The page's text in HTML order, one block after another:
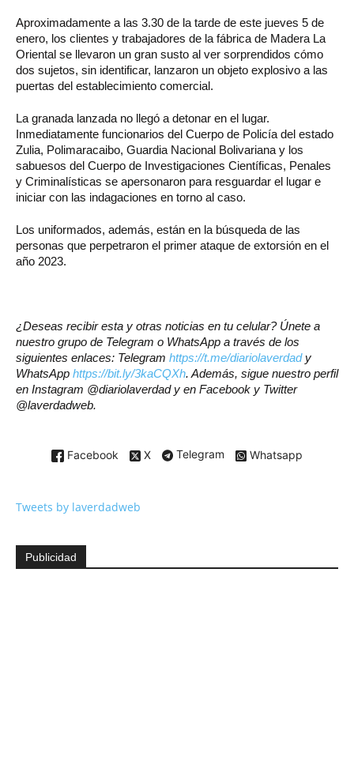
Aproximadamente a las 3.30 de la tarde de este jueves 5 de
enero, los clientes y trabajadores de la fábrica de Madera La
Oriental se llevaron un gran susto al ver sorprendidos cómo
dos sujetos, sin identificar, lanzaron un objeto explosivo a las
puertas del establecimiento comercial.
La granada lanzada no llegó a detonar en el lugar.
Inmediatamente funcionarios del Cuerpo de Policía del estado
Zulia, Polimaracaibo, Guardia Nacional Bolivariana y los
sabuesos del Cuerpo de Investigaciones Científicas, Penales
y Criminalísticas se apersonaron para resguardar el lugar e
iniciar con las indagaciones en torno al caso.
Los uniformados, además, están en la búsqueda de las
personas que perpetraron el primer ataque de extorsión en el
año 2023.
¿Deseas recibir esta y otras noticias en tu celular? Únete a
nuestro grupo de Telegram o WhatsApp a través de los
siguientes enlaces: Telegram https://t.me/diariolaverdady
WhatsApp https://bit.ly/3kaCQXh. Además, sigue nuestro perfil
en Instagram @diariolaverdad y en Facebook y Twitter
@laverdadweb.
Facebook X Telegram Whatsapp
Tweets by laverdadweb
Publicidad